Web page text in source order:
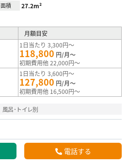
面積 27.2m²
月額目安
1日当たり 3,300円～
118,800 円/月～
初期費用他 22,000円～
1日当たり 3,600円～
127,800 円/月～
初期費用他 16,500円～
風呂･トイレ別
電話する